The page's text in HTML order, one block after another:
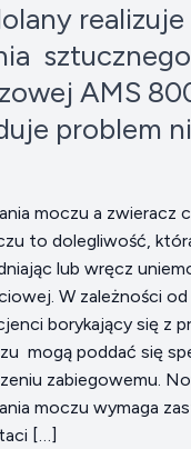
realizuje
AMS
problem
moczu a zwieracz
to dolegliwość,
lub wręcz
W zależności od
borykający się z
mogą poddać się
zabiegowemu.
moczu wymaga
[…]